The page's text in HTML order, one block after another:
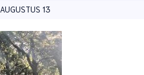
AUGUSTUS 13